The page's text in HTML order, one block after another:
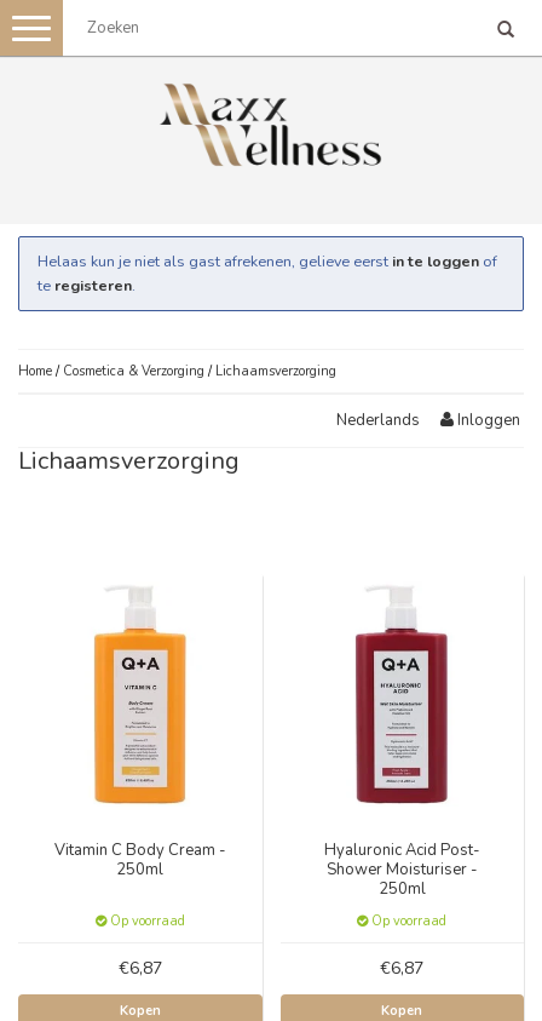
Toggle
navigation
Helaas kun je niet als gast afrekenen, gelieve eerst in te loggen of
te registeren.
Home / Cosmetica & Verzorging / Lichaamsverzorging
Nederlands Inloggen
Lichaamsverzorging
Vitamin C Body Cream -
250ml
Op voorraad
€6,87
Kopen
Hyaluronic Acid Post-
Shower Moisturiser -
250ml
Op voorraad
€6,87
Kopen